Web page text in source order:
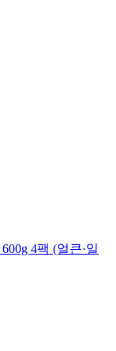
4팩 (얼큰·일